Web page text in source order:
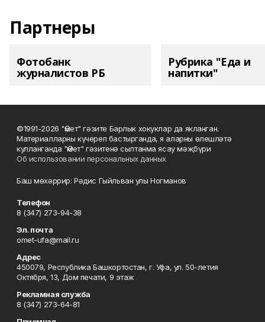
Партнеры
Фотобанк
журналистов РБ
Рубрика "Еда и
напитки"
©1991-2026 "Өмет" гәзите Барлык хокуклар да якланган.
Материалларны күчереп бастырганда, я аларны өлешләтә
кулланганда "Өмет" гәзитенә сылтанма ясау мәҗбүри
Об использовании персональных данных
Баш мөхәррир: Рәдис Гыйльван улы Ногманов
Телефон
8 (347) 273-94-38
Эл. почта
omet-ufa@mail.ru
Адрес
450079, Республика Башкортостан, г. Уфа, ул. 50-летия
Октября, 13, Дом печати, 9 этаж
Рекламная служба
8 (347) 273-64-81